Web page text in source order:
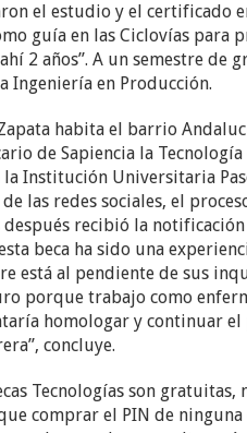
el estudio y el certificado
guía en las Ciclovías para
2 años”. A un semestre de
Ingeniería en Producción.
habita el barrio
de Sapiencia la
Institución Universitaria
las redes sociales, el
recibió la
beca ha sido una
está al pendiente de sus
porque trabajo como
homologar y continuar
concluye.
Tecnologías son
comprar el PIN de